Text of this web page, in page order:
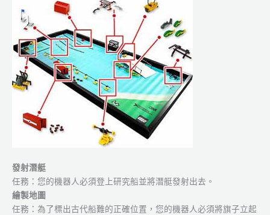
發射潛艇
任務：您的機器人必須登上研究船並將潛艇發射出去。
繪製地圖
任務：為了標出古代船難的正確位置，您的機器人必須將旗子立起